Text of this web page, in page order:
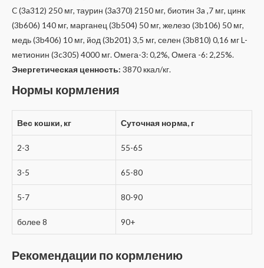
C (3a312) 250 мг, таурин (3a370) 2150 мг, биотин 3a ,7 мг, цинк
(3b606) 140 мг, марганец (3b504) 50 мг, железо (3b106) 50 мг,
медь (3b406) 10 мг, йод (3b201) 3,5 мг, селен (3b810) 0,16 мг L-
метионин (3c305) 4000 мг. Омега-3: 0,2%, Омега -6: 2,25%.
Энергетическая ценность: 3870 ккал/кг.
Нормы кормления
Вес кошки, кг Суточная норма, г
2-3 55-65
3-5 65-80
5-7 80-90
более 8 90+
Рекомендации по кормлению